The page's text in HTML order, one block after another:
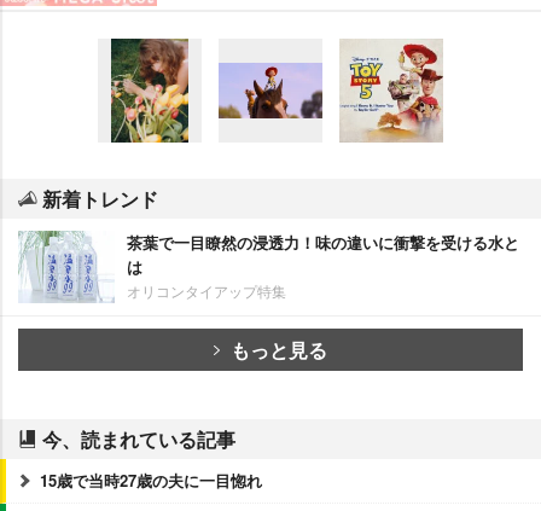
新着トレンド
茶葉で一目瞭然の浸透力！味の違いに衝撃を受ける水と
は
オリコンタイアップ特集
もっと見る
今、読まれている記事
15歳で当時27歳の夫に一目惚れ